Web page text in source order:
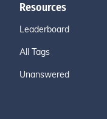
Resources
Leaderboard
All Tags
Unanswered